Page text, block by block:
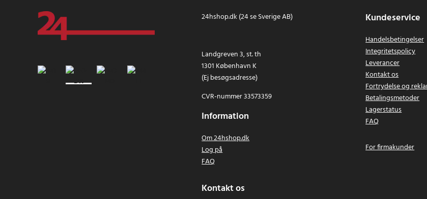
24hshop.dk (24 se Sverige AB)
Landgreven 3, st. th
1301 København K
(Ej besøgsadresse)
CVR-nummer 33573359
Information
Om 24hshop.dk
Log på
FAQ
Kontakt os
Kundeservice
Handelsbetingelser
Integritetspolicy
Leverancer
Kontakt os
Fortrydelse og
Betalingsmetoder
Lagerstatus
FAQ
For firmakunder